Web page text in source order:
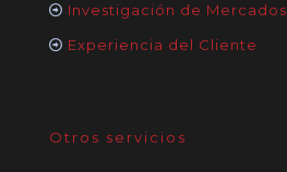
Investigación de Mercados
Experiencia del Cliente
Otros servicios